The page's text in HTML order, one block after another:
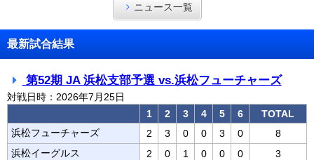
ニュース一覧
最新試合結果
第52期 JA 浜松支部予選 vs.浜松フューチャーズ
対戦日時：2026年7月25日
1
2 3 4 5 6
TOTAL
浜松フューチャーズ
2 3 0 0 3 0
8
浜松イーグルス
2 0 1 0 0 0 3